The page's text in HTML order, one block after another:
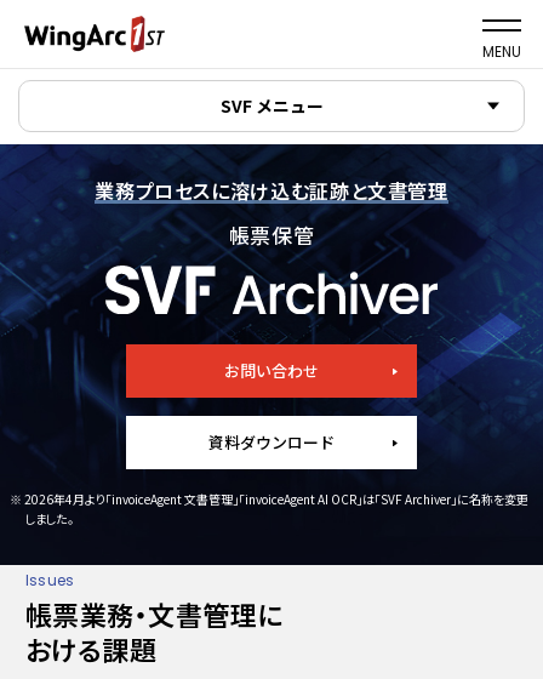
MENU
SVF メニュー
業務プロセスに溶け込む証跡と文書管理
帳票保管
お問い合わせ
資料ダウンロード
※ 2026年4月より「invoiceAgent 文書管理」「invoiceAgent AI OCR」は「SVF Archiver」に名称を変更
しました。
Issues
帳票業務・文書管理に
おける課題